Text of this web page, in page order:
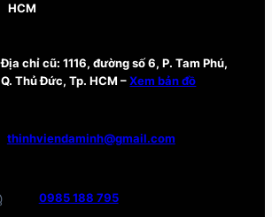
HCM
Địa chỉ cũ: 1116, đường số 6, P. Tam Phú,
Q. Thủ Đức, Tp. HCM –Xem bản đồ
thinhviendaminh@gmail.com
0985 188 795